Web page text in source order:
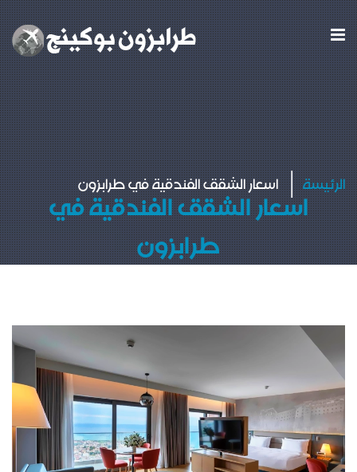
اسعار الشقق الفندقية في
طرابزون
الرئيسة اسعار الشقق الفندقية في طرابزون